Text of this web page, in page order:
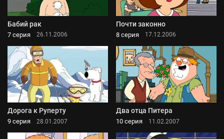
Бабий рак
7 серия 26.11.2006
Почти законно
8 серия 17.12.2006
Дорога к Руперту
9 серия 28.01.2007
Два отца Питера
10 серия 11.02.2007